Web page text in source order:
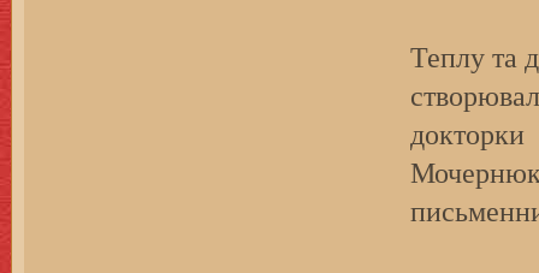
Теплу та
докторки
Мочернюк